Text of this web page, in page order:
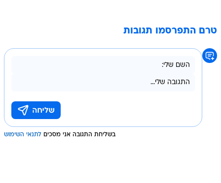
טרם התפרסמו תגובות
בשליחת התגובה אני מסכים לתנאי השימוש